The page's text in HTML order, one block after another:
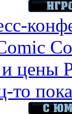
цены
то